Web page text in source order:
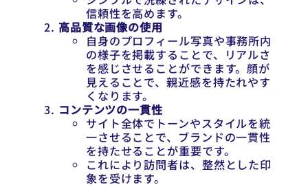
信頼性を高めます。
高品質な画像の使用
自身のプロフィール写真や事務所内
の様子を掲載することで、リアルさ
を感じさせることができます。顔が
見えることで、親近感を持たれやす
くなります。
コンテンツの一貫性
サイト全体でトーンやスタイルを統
一させることで、ブランドの一貫性
を持たせることが重要です。
これにより訪問者は、整然とした印
象を受けます。